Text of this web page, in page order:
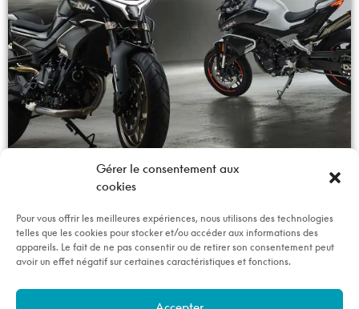
Gérer le consentement aux
cookies
Pour vous offrir les meilleures expériences, nous utilisons des technologies
telles que les cookies pour stocker et/ou accéder aux informations des
appareils. Le fait de ne pas consentir ou de retirer son consentement peut
avoir un effet négatif sur certaines caractéristiques et fonctions.